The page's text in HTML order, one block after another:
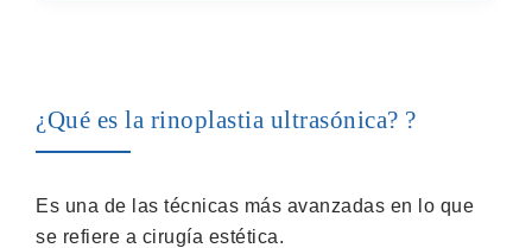
¿Qué es la rinoplastia ultrasónica? ?
Es una de las técnicas más avanzadas en lo que
se refiere a cirugía estética.